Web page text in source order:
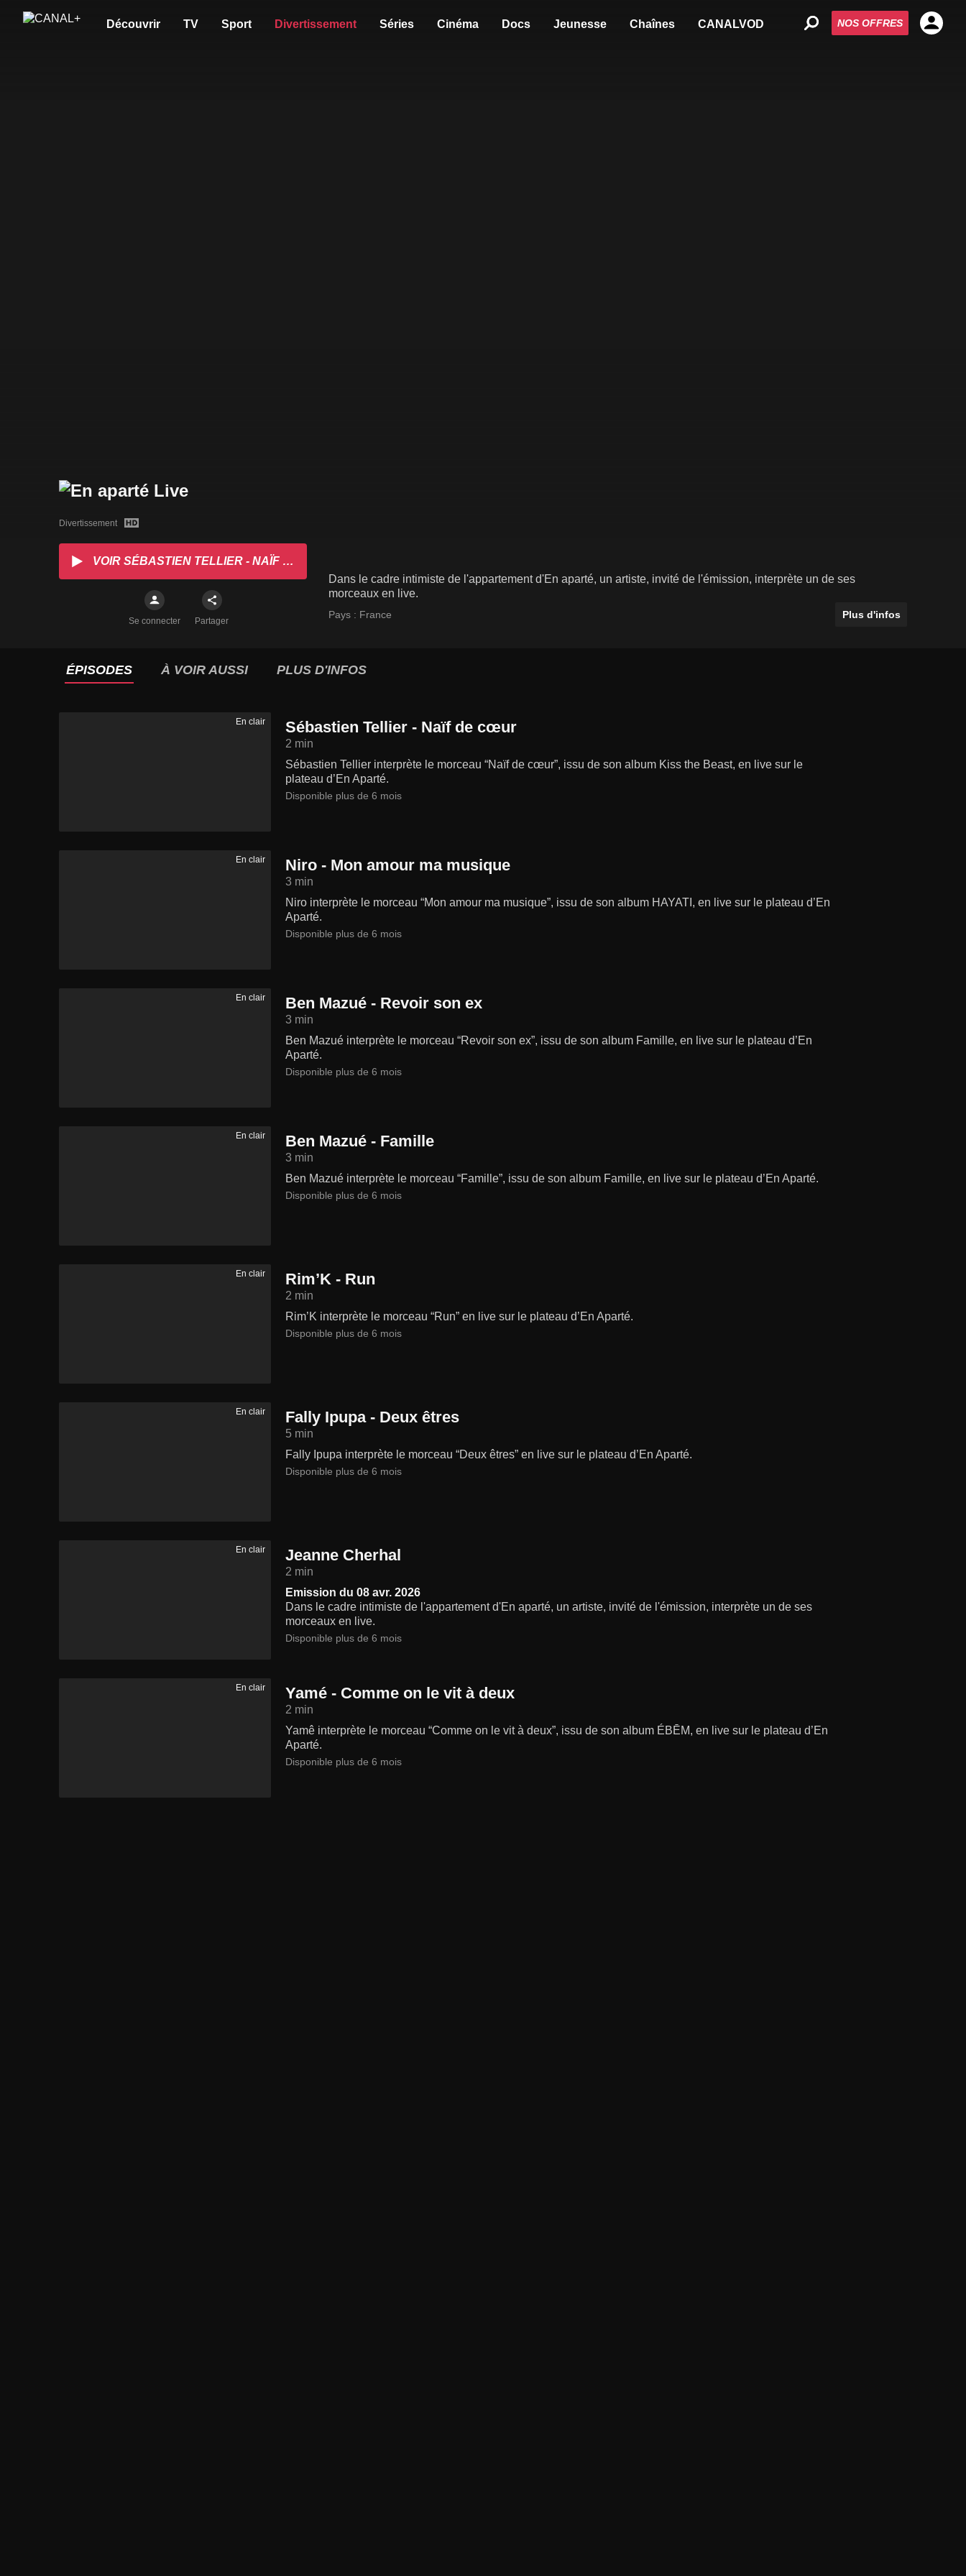
Découvrir TV Sport Divertissement Séries Cinéma Docs Jeunesse Chaînes CANALVOD NOS OFFRES
Divertissement
VOIR SÉBASTIEN TELLIER - NAÏF DE CŒUR
Se connecter Partager
Dans le cadre intimiste de l'appartement d'En aparté, un artiste, invité de l'émission, interprète un de ses
morceaux en live.
Pays : France Plus d'infos
ÉPISODES À VOIR AUSSI PLUS D'INFOS
En clair Sébastien Tellier - Naïf de cœur
2 min
Sébastien Tellier interprète le morceau “Naïf de cœur”, issu de son album Kiss the Beast, en live sur le
plateau d’En Aparté.
Disponible plus de 6 mois
En clair Niro - Mon amour ma musique
3 min
Niro interprète le morceau “Mon amour ma musique”, issu de son album HAYATI, en live sur le plateau d’En
Aparté.
Disponible plus de 6 mois
En clair Ben Mazué - Revoir son ex
3 min
Ben Mazué interprète le morceau “Revoir son ex”, issu de son album Famille, en live sur le plateau d’En
Aparté.
Disponible plus de 6 mois
En clair Ben Mazué - Famille
3 min
Ben Mazué interprète le morceau “Famille”, issu de son album Famille, en live sur le plateau d’En Aparté.
Disponible plus de 6 mois
En clair Rim’K - Run
2 min
Rim’K interprète le morceau “Run” en live sur le plateau d’En Aparté.
Disponible plus de 6 mois
En clair Fally Ipupa - Deux êtres
5 min
Fally Ipupa interprète le morceau “Deux êtres” en live sur le plateau d’En Aparté.
Disponible plus de 6 mois
En clair Jeanne Cherhal
2 min
Emission du 08 avr. 2026
Dans le cadre intimiste de l'appartement d'En aparté, un artiste, invité de l'émission, interprète un de ses
morceaux en live.
Disponible plus de 6 mois
En clair Yamé - Comme on le vit à deux
2 min
Yamê interprète le morceau “Comme on le vit à deux”, issu de son album ÉBĒM, en live sur le plateau d’En
Aparté.
Disponible plus de 6 mois